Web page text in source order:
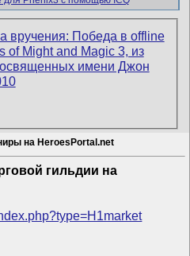
на HeroesPortal.net
гильдии на